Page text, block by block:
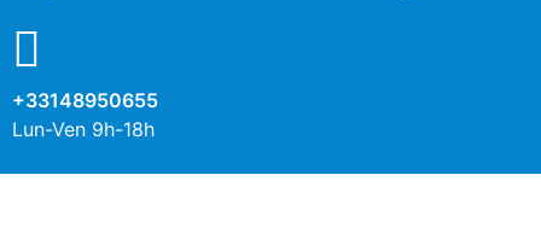
+33148950655
Lun-Ven 9h-18h